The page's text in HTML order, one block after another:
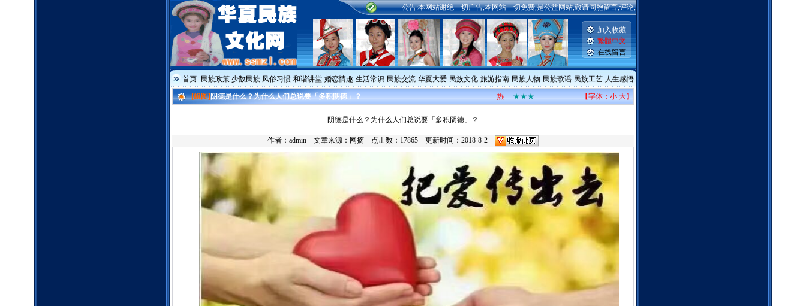
公告:本网站谢绝一切广告,本网站一切免费,是公益网站,敬请同胞留言,评论,共同用爱心维护网站! 网站宗旨:为弘扬民族精神,促进
加入收藏
繁體中文
在线留言
首页 民族政策 少数民族 风俗习惯 和谐讲堂 婚恋情趣 生活常识 民族交流 华夏大爱 民族文化 旅游指南 民族人物 民族歌谣 民族工艺 人生感悟
[组图]阴德是什么？为什么人们总说要「多积阴德」？ 热 ★★★ 【字体：小 大】
阴德是什么？为什么人们总说要「多积阴德」？
作者： admin文章来源： 网摘点击数：17865 更新时间：2018-8-2